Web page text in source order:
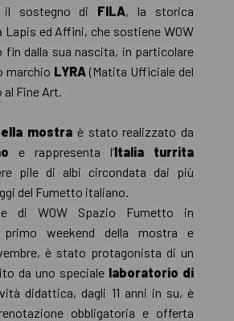
il sostegno di FILA, la storica
Lapis ed Affini, che sostiene WOW
fin dalla sua nascita, in particolare
marchio LYRA (Matita Ufficiale del
al Fine Art.
mostra è stato realizzato da
e rappresenta l’Italia turrita
pile di albi circondata dai più
del Fumetto italiano.
di WOW Spazio Fumetto in
primo weekend della mostra e
è stato protagonista di un
da uno speciale laboratorio di
didattica, dagli 11 anni in su, è
obbligatoria e offerta